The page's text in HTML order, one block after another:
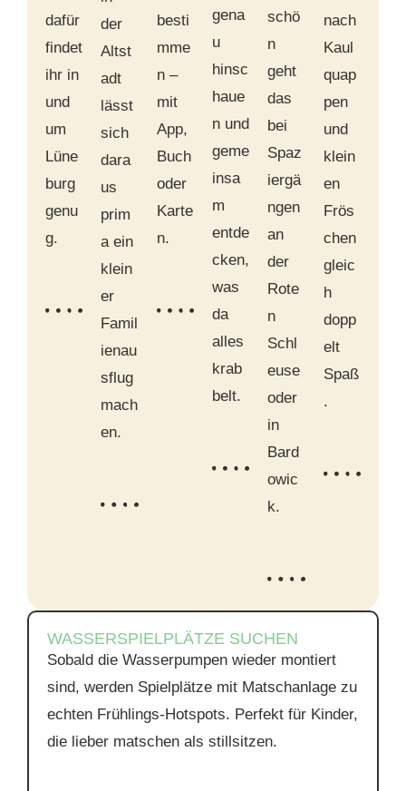
dafür
findet
ihr in
und
um
Lüne
burg
genu
g.
der
Altst
adt
lässt
sich
dara
us
prim
a ein
klein
er
Famil
ienau
sflug
mach
en.
besti
mme
n –
mit
App,
Buch
oder
Karte
n.
gena
u
hinsc
haue
n und
geme
insa
m
entde
cken,
was
da
alles
krab
belt.
schö
n
geht
das
bei
Spaz
iergä
ngen
an
der
Rote
n
Schl
euse
oder
in
Bard
owic
k.
nach
Kaul
quap
pen
und
klein
en
Frös
chen
gleic
h
dopp
elt
Spaß
.
WASSERSPIELPLÄTZE SUCHEN
Sobald die Wasserpumpen wieder montiert
sind, werden Spielplätze mit Matschanlage zu
echten Frühlings-Hotspots. Perfekt für Kinder,
die lieber matschen als stillsitzen.